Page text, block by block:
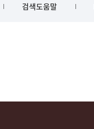
검색도움말